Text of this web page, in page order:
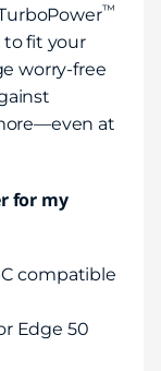
™
to fit your
worry-free
at
for my
compatible
Edge 50